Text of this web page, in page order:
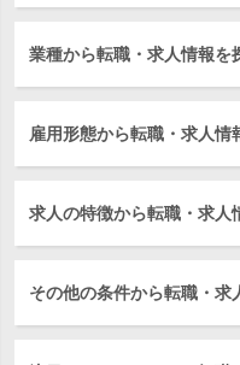
業種から転職・求人情報を
雇用形態から転職・求人情
求人の特徴から転職・求人
その他の条件から転職・求